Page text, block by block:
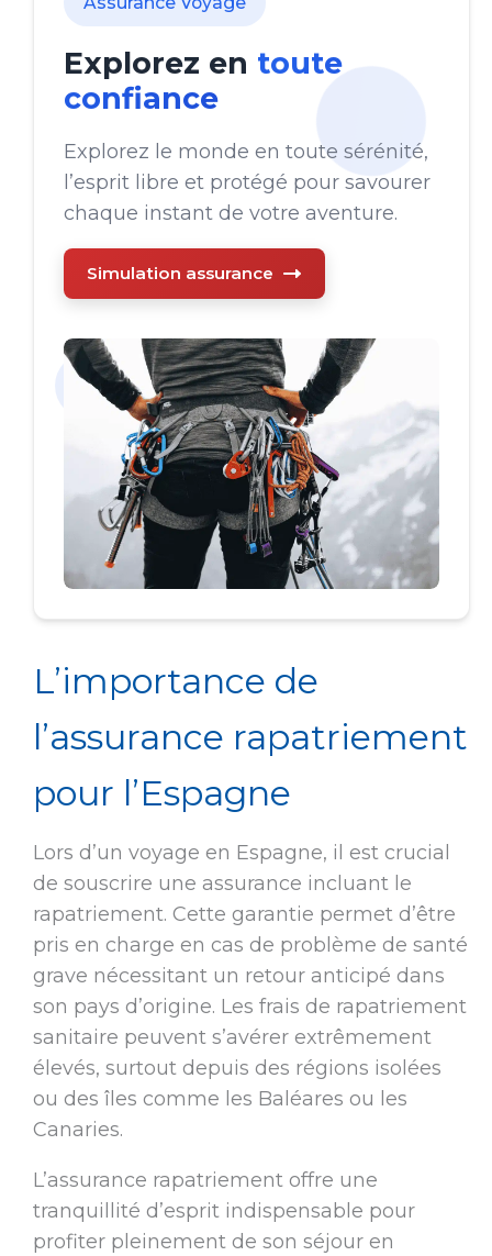
Explorez en toute
confiance
Explorez le monde en toute sérénité,
l’esprit libre et protégé pour savourer
chaque instant de votre aventure.
Simulation assurance
L’importance de
l’assurance rapatriement
pour l’Espagne
Lors d’un voyage en Espagne, il est crucial
de souscrire une assurance incluant le
rapatriement. Cette garantie permet d’être
pris en charge en cas de problème de santé
grave nécessitant un retour anticipé dans
son pays d’origine. Les frais de rapatriement
sanitaire peuvent s’avérer extrêmement
élevés, surtout depuis des régions isolées
ou des îles comme les Baléares ou les
Canaries.
L’assurance rapatriement offre une
tranquillité d’esprit indispensable pour
profiter pleinement de son séjour en